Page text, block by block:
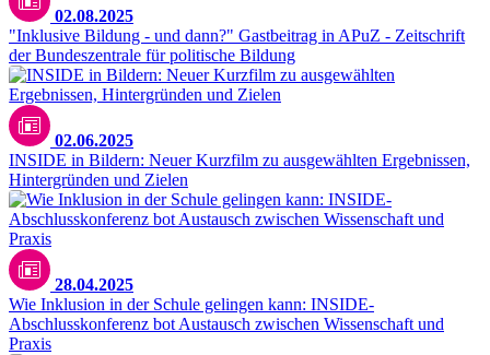
02.08.2025
"Inklusive Bildung - und dann?" Gastbeitrag in APuZ - Zeitschrift
der Bundeszentrale für politische Bildung
02.06.2025
INSIDE in Bildern: Neuer Kurzfilm zu ausgewählten Ergebnissen,
Hintergründen und Zielen
28.04.2025
Wie Inklusion in der Schule gelingen kann: INSIDE-
Abschlusskonferenz bot Austausch zwischen Wissenschaft und
Praxis